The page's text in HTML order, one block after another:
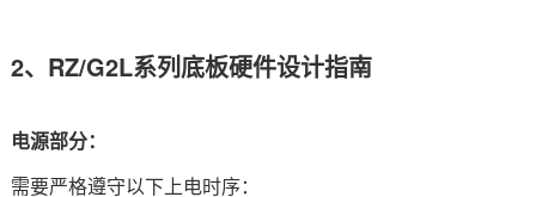
2、RZ/G2L系列底板硬件设计指南
电源部分：
需要严格遵守以下上电时序：